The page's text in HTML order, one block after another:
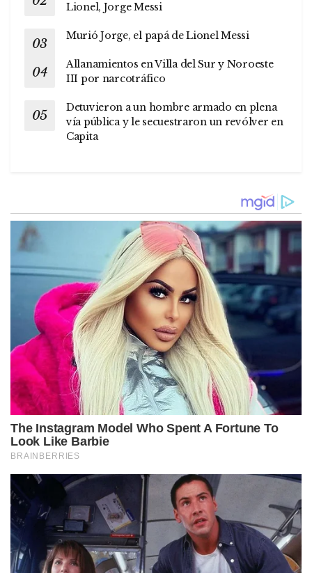
Lionel, Jorge Messi
Murió Jorge, el papá de Lionel Messi
Allanamientos en Villa del Sur y Noroeste
III por narcotráfico
Detuvieron a un hombre armado en plena
vía pública y le secuestraron un revólver en
Capita